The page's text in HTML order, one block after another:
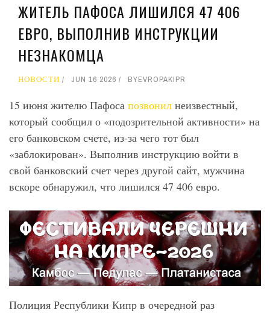
ЖИТЕЛЬ ПАФОСА ЛИШИЛСЯ 47 406
ЕВРО, ВЫПОЛНИВ ИНСТРУКЦИИ
НЕЗНАКОМЦА
НОВОСТИ JUN 16 2026 BYEVROPAKIPR
15 июня жителю Пафоса позвонил неизвестный,
который сообщил о «подозрительной активности» на
его банковском счете, из-за чего тот был
«заблокирован». Выполнив инструкцию войти в
свой банковский счет через другой сайт, мужчина
вскоре обнаружил, что лишился 47 406 евро.
Полиция Республики Кипр в очередной раз